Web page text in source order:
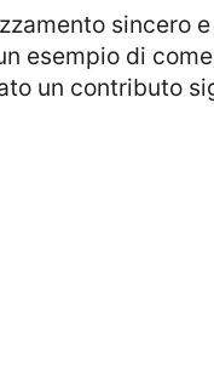
esempio di
un contributo